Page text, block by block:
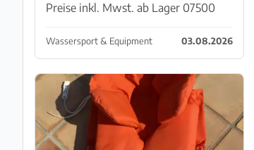
Preise inkl. Mwst. ab Lager 07500
Versand erst ab 50,- Euro
Einkaufswert, zzgl. 5 Euro
Verpackung zzgl. Versandkosten. Alle
Artikel mehrf...
Wassersport & Equipment 03.08.2026